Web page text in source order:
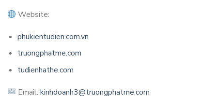
Website:
phukientudien.com.vn
truongphatme.com
tudienhathe.com
Email:kinhdoanh3@truongphatme.com